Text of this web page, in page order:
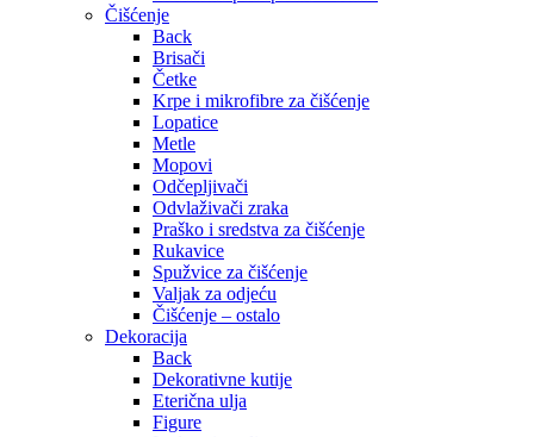
Čišćenje
Back
Brisači
Četke
Krpe i mikrofibre za čišćenje
Lopatice
Metle
Mopovi
Odčepljivači
Odvlaživači zraka
Praško i sredstva za čišćenje
Rukavice
Spužvice za čišćenje
Valjak za odjeću
Čišćenje – ostalo
Dekoracija
Back
Dekorativne kutije
Eterična ulja
Figure